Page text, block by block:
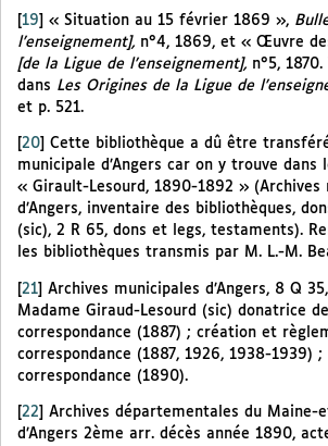
[19] « Situation au 15 février 1869 »,
l’enseignement], n°4, 1869, et « Œuvre
[de la Ligue de l’enseignement], n°5,
dans Les Origines de la Ligue de
et p. 521.
20
Cette bibliothèque a dû être
municipale d’Angers car on y trouve dans
« Girault-Lesourd, 1890-1892 » (Archives
d’Angers, inventaire des bibliothèques,
(sic), 2 R 65, dons et legs, testaments).
les bibliothèques transmis par M. L.-M.
[21] Archives municipales d’Angers, 8 Q
Madame Giraud-Lesourd (sic) donatrice
correspondance (1887) ; création et
correspondance (1887, 1926, 1938-1939)
correspondance (1890).
22
Archives départementales du Maine-
d’Angers 2ème arr. décès année 1890,